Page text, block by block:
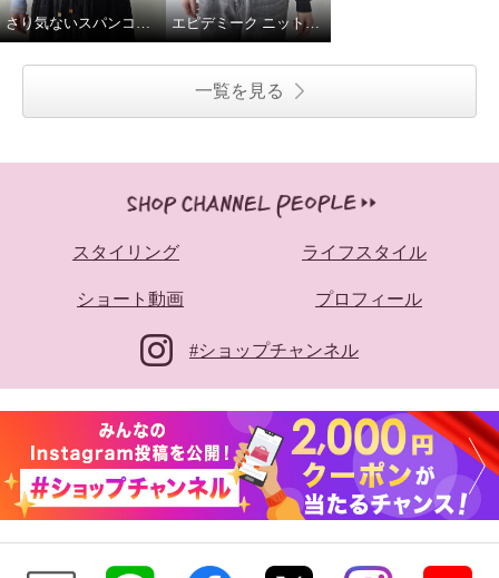
さり気ないスパンコールがポイント✨ エピデミーク ニットツイードベスト
一覧を見る
スタイリング ライフスタイル
ショート動画 プロフィール
#ショップチャンネル